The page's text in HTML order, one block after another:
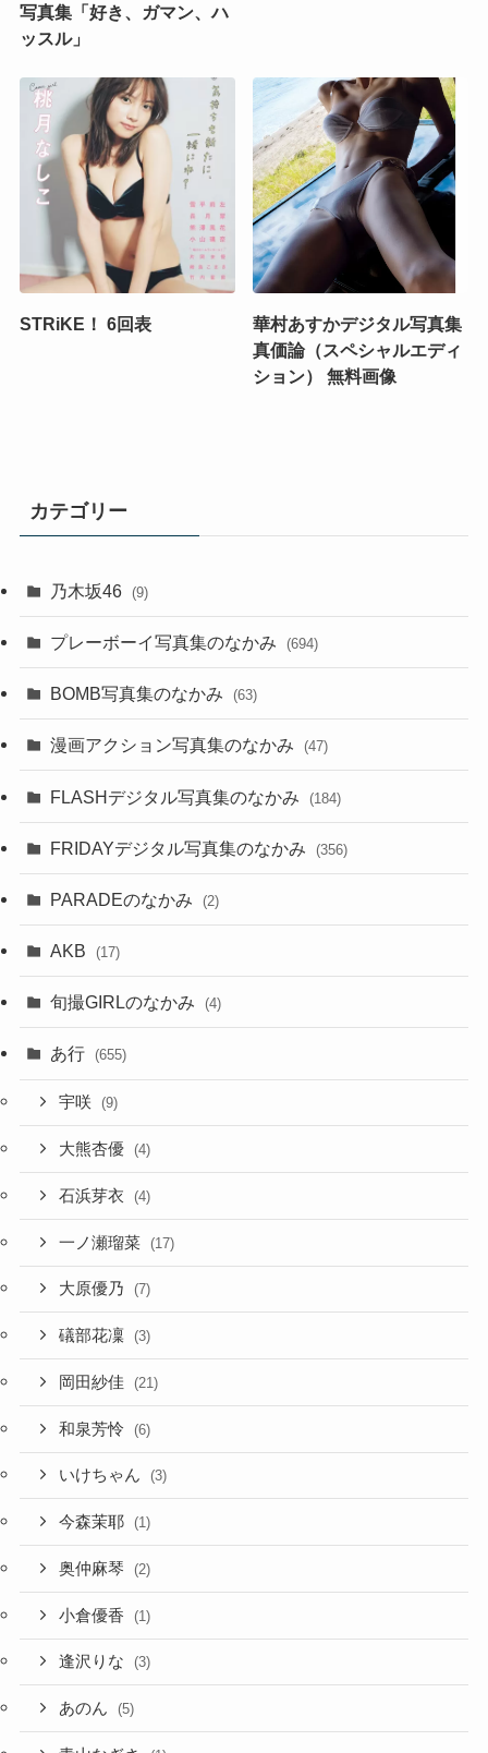
写真集「好き、ガマン、ハ
ッスル」
STRiKE！ 6回表
華村あすかデジタル写真集
真価論（スペシャルエディ
ション） 無料画像
カテゴリー
乃木坂46 (9)
プレーボーイ写真集のなかみ (694)
BOMB写真集のなかみ (63)
漫画アクション写真集のなかみ (47)
FLASHデジタル写真集のなかみ (184)
FRIDAYデジタル写真集のなかみ (356)
PARADEのなかみ (2)
AKB (17)
旬撮GIRLのなかみ (4)
あ行 (655)
宇咲 (9)
大熊杏優 (4)
石浜芽衣 (4)
一ノ瀬瑠菜 (17)
大原優乃 (7)
礒部花凜 (3)
岡田紗佳 (21)
和泉芳怜 (6)
いけちゃん (3)
今森茉耶 (1)
奥仲麻琴 (2)
小倉優香 (1)
逢沢りな (3)
あのん (5)